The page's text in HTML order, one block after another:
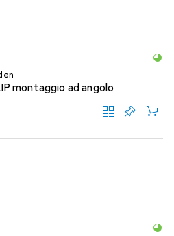
montaggio ad angolo